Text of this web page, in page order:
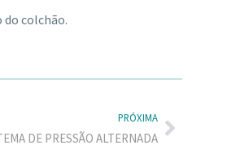
colchão.
PRÓXIMA
DE PRESSÃO ALTERNADA